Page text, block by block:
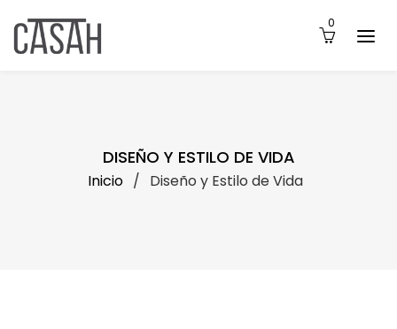
0
DISEÑO Y ESTILO DE VIDA
Inicio / Diseño y Estilo de Vida